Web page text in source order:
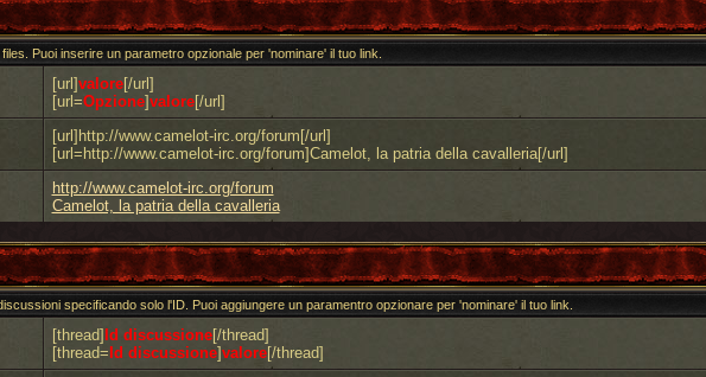
Puoi inserire un parametro opzionale per 'nominare' il tuo link.
[url]valore[/url]
[url=Opzione]valore[/url]
[url]http://www.camelot-irc.org/forum[/url]
[url=http://www.camelot-irc.org/forum]Camelot, la patria della cavalleria[/url]
http://www.camelot-irc.org/forum
Camelot, la patria della cavalleria
specificando solo l'ID. Puoi aggiungere un paramentro opzionare per 'nominare' il tuo link.
[thread] Id discussione[/thread]
[thread= Id discussione]valore[/thread]